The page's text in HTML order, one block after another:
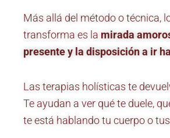
Más allá del método o técnica,
transforma es la mirada
presente y la disposición a ir
Las terapias holísticas te
Te ayudan a ver qué te duele,
te está hablando tu cuerpo o